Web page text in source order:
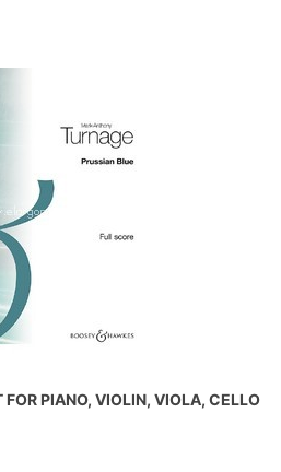
FOR PIANO, VIOLIN, VIOLA, CELLO